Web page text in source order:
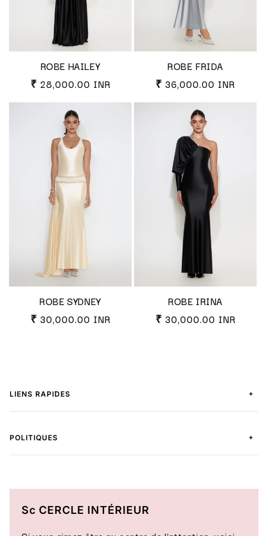
ROBE HAILEY
Prix habituel
₹ 28,000.00 INR
ROBE FRIDA
Prix habituel
₹ 36,000.00 INR
ROBE SYDNEY
Prix habituel
₹ 30,000.00 INR
ROBE IRINA
Prix habituel
₹ 30,000.00 INR
LIENS RAPIDES +
POLITIQUES +
Sc CERCLE INTÉRIEUR